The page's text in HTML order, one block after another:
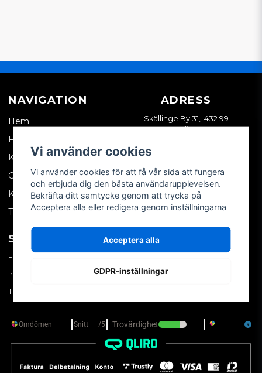
NAVIGATION
Hem
Företagskund
Kontakta oss
Om oss
Köpvillkor
Tips & trix
ADRESS
Skällinge By 31, 432 99
Skällinge
SOCIALA MEDIER
Facebook
Instagram
TikTok
MITT KONTO
Skapa konto
Vi använder cookies
Vi använder cookies för att få vår sida att fungera
och erbjuda dig den bästa användarupplevelsen.
Bekräfta ditt samtycke genom att trycka på
Acceptera alla eller redigera genom inställningarna
Acceptera alla
GDPR-inställningar